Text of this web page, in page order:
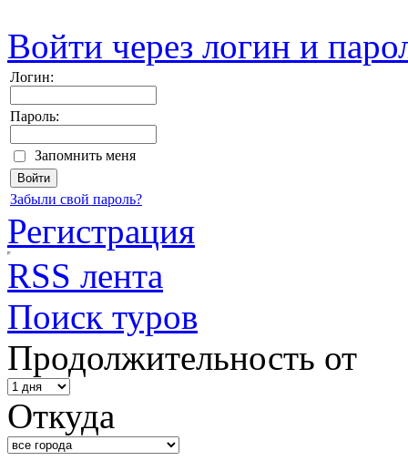
Войти через логин и
Логин:
Пароль:
Запомнить меня
Забыли свой пароль?
Регистрация
RSS лента
Поиск туров
Продолжительность от
Откуда